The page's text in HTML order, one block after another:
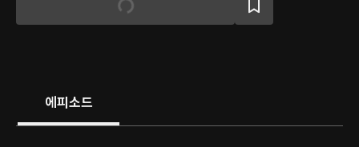
에피소드